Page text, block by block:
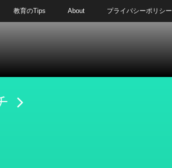
教育のTips About プライバシーポリシー